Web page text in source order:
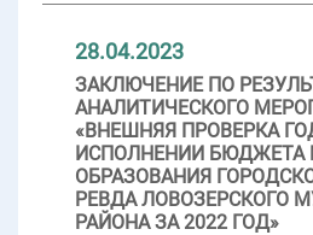
28.04.2023
ЗАКЛЮЧЕНИЕ ПО
АНАЛИТИЧЕСКОГО
«ВНЕШНЯЯ ПРОВЕРКА
ИСПОЛНЕНИИ БЮДЖЕТА
ОБРАЗОВАНИЯ
РЕВДА ЛОВОЗЕРСКОГО
РАЙОНА ЗА 2022 ГОД»